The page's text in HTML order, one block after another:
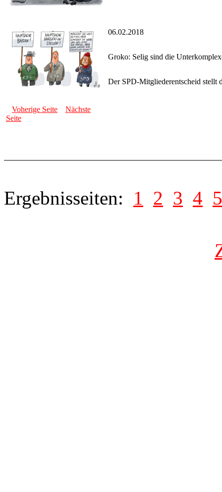
06.02.2018
Groko: Selig sind die
Der SPD-Mitgliederentscheid stellt
Voherige Seite
Nächste
Seite
Ergebnisseiten: 1 2 3 4 5